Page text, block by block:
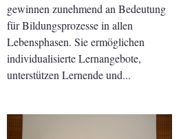
gewinnen zunehmend an Bedeutung
für Bildungsprozesse in allen
Lebensphasen. Sie ermöglichen
individualisierte Lernangebote,
unterstützen Lernende und